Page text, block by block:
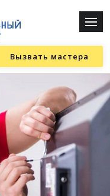
Вызвать мастера